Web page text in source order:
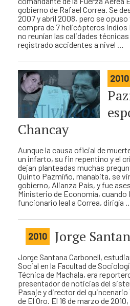
gobierno de Rafael Correa. Se
2007 y abril 2008, pero se
compra de 7 helicópteros indios
no reunían las calidades
registrado accidentes a nivel …
2010
Chancay
Aunque la causa oficial de
un infarto, su fin repentino y el
dejan planteadas muchas
Quinto Pazmiño, manabita, se
gobierno, Alianza País, y fue
Ministerio de Economía, cuando
funcionario leal a Correa, dirigía …
2010 Jorge
Jorge Santana Carbonell,
Social en la Facultad de
Técnica de Machala, era
presentador de noticias del
Pasaje y director del
de El Oro. El 16 de marzo de